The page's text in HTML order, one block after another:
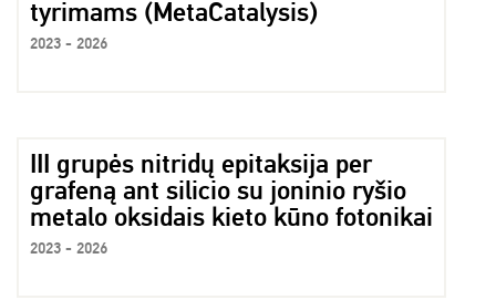
tyrimams (MetaCatalysis)
2023 - 2026
III grupės nitridų epitaksija per
grafeną ant silicio su joninio ryšio
metalo oksidais kieto kūno fotonikai
2023 - 2026